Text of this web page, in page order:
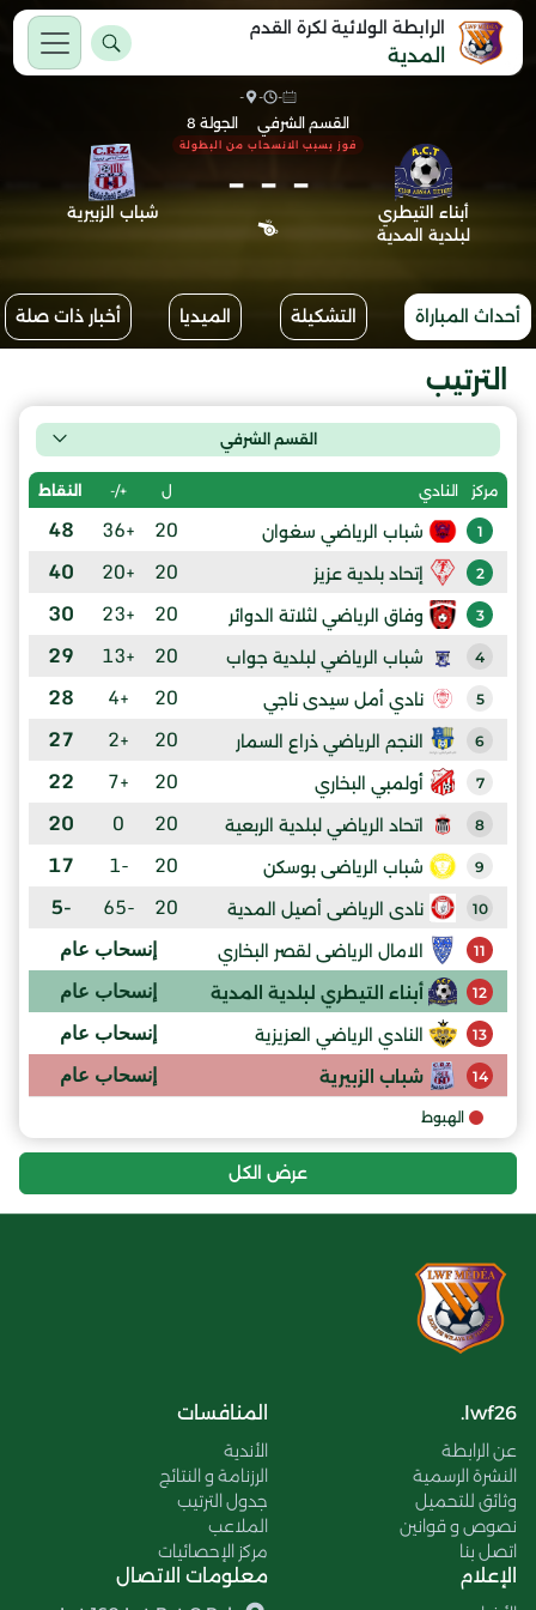
الرابطة الولائية لكرة القدم
المدية
-
-
-
القسم الشرفي
الجولة 8
أبناء التيطري
لبلدية المدية
-
-
-
فوز بسبب الانسحاب من البطولة
شباب الزبيرية
أحداث المباراة التشكيلة الميديا أخبار ذات صلة
الترتيب
القسم الشرفي
مركز النادي ل +/- النقاط
1 شباب الرياضي سغوان 20
+36
48
2 إتحاد بلدية عزيز 20
+20
40
3 وفاق الرياضي لثلاتة الدوائر 20
+23
30
4 شباب الرياضي لبلدية جواب 20
+13
29
5 نادي أمل سيدى ناجي 20
+4
28
6 النجم الرياضي ذراع السمار 20
+2
27
7 أولمبي البخاري 20
+7
22
8 اتحاد الرياضي لبلدية الربعية 20
0
20
9 شباب الرياضى بوسكن 20
-1
17
10 نادى الرياضى أصيل المدية 20
-65
-5
11 الامال الرياضى لقصر البخاري إنسحاب عام
12 أبناء التيطري لبلدية المدية إنسحاب عام
13 النادي الرياضي العزيزية إنسحاب عام
14 شباب الزبيرية إنسحاب عام
الهبوط
عرض الكل
lwf26.
عن الرابطة
النشرة الرسمية
وثائق للتحميل
نصوص و قوانين
اتصل بنا
المنافسات
الأندية
الرزنامة و النتائج
جدول الترتيب
الملاعب
مركز الإحصائيات
الإعلام معلومات الاتصال